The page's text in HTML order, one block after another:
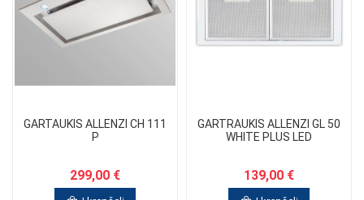
GARTAUKIS ALLENZI CH 111
P
299,00 €
GARTRAUKIS ALLENZI GL 50
WHITE PLUS LED
139,00 €